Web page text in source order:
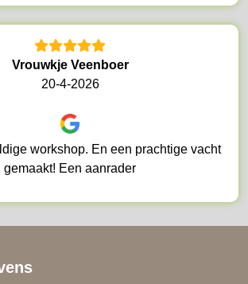
Vrouwkje Veenboer
20-4-2026
workshop. En een prachtige vacht
gemaakt! Een aanrader